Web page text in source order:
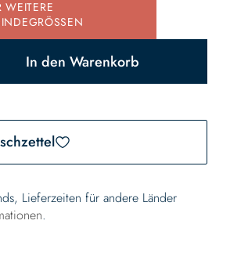
WEITERE
In den Warenkorb
Lieferzeiten für andere Länder
.